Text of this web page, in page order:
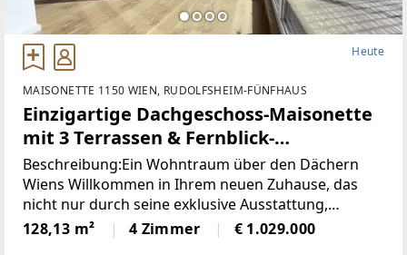
Heute
MAISONETTE 1150 WIEN, RUDOLFSHEIM-FÜNFHAUS
Einzigartige Dachgeschoss-Maisonette
mit 3 Terrassen & Fernblick-
klimatisiert | ERSTBEZUG
Beschreibung:Ein Wohntraum über den Dächern
Wiens Willkommen in Ihrem neuen Zuhause, das
nicht nur durch seine exklusive Ausstattung,
sondern vor allem durch seinen atemberaubenden
Weitblick besticht. Diese einzigartige
128,13 m² 4 Zimmer € 1.029.000